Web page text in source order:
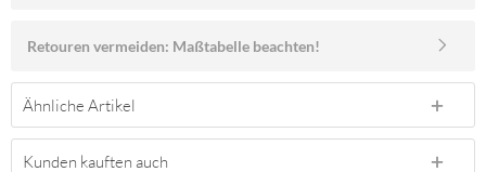
Retouren vermeiden: Maßtabelle beachten!
Ähnliche Artikel
Kunden kauften auch